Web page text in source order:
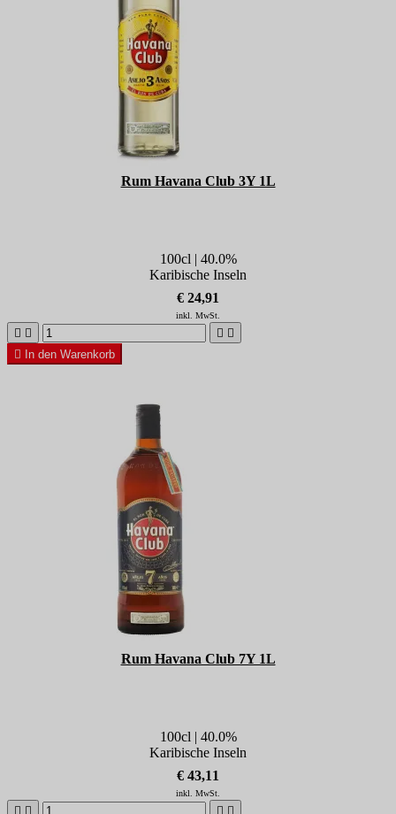
Rum Havana Club 3Y 1L
100cl | 40.0%
Karibische Inseln
€ 24,91
inkl. MwSt.
   

In den Warenkorb
Rum Havana Club 7Y 1L
100cl | 40.0%
Karibische Inseln
€ 43,11
inkl. MwSt.
   